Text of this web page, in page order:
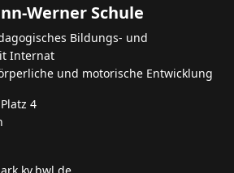
Werner Schule
Bildungs- und
Internat
und motorische Entwicklung
4